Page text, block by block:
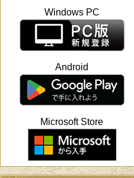
Windows PC
Android
Microsoft Store